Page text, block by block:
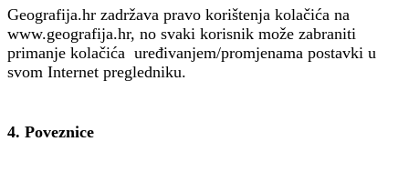
Geografija.hr zadržava pravo korištenja kolačića na
www.geografija.hr, no svaki korisnik može zabraniti
primanje kolačića uređivanjem/promjenama postavki u
svom Internet pregledniku.
4. Poveznice